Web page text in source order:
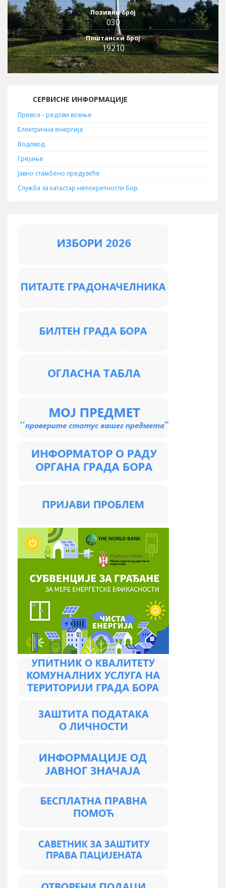
Позивни број
030
Поштански број
19210
СЕРВИСНЕ ИНФОРМАЦИЈЕ
Превоз – редови вожње
Електрична енергија
Водовод
Грејање
Јавно стамбено предузеће
Служба за катастар непокретности Бор